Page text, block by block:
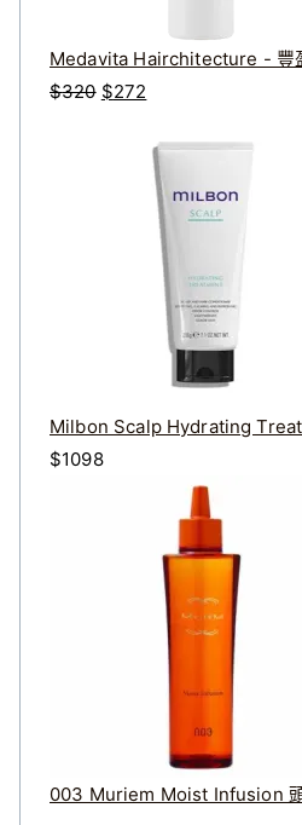
Medavita Hairchitecture - 豐
$320 原
$272
價
格
：
Milbon Scalp Hydrating
$1098價
$
003 Muriem Moist Infusion